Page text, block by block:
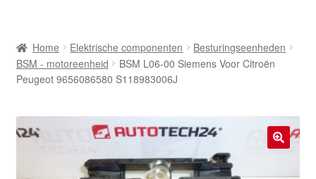
Algemene voorwaarden
Betalingen
Home Elektrische componenten
Besturingseenheden
BSM - motoreenheid
BSM L06-00 Siemens Voor Citroën
Peugeot 9656086580 S118983006J